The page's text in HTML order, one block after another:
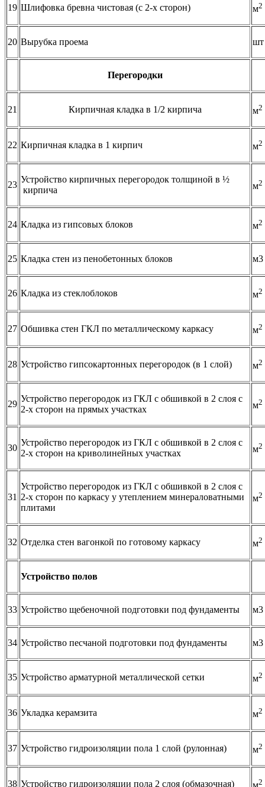
19 Шлифовка бревна чистовая (с 2-х сторон) м2
20 Вырубка проема шт
Перегородки
21 Кирпичная кладка в 1/2 кирпича м2
22 Кирпичная кладка в 1 кирпич м2
23
Устройство кирпичных перегородок толщиной в ½
кирпича
м2
24 Кладка из гипсовых блоков м2
25 Кладка стен из пенобетонных блоков м3
26 Кладка из стеклоблоков м2
27 Обшивка стен ГКЛ по металлическому каркасу м2
28 Устройство гипсокартонных перегородок (в 1 слой) м2
29
Устройство перегородок из ГКЛ с обшивкой в 2 слоя с
2-х сторон на прямых участках
м2
30
Устройство перегородок из ГКЛ с обшивкой в 2 слоя с
2-х сторон на криволинейных участках
м2
31
Устройство перегородок из ГКЛ с обшивкой в 2 слоя с
2-х сторон по каркасу у утеплением минераловатными
плитами
м2
32 Отделка стен вагонкой по готовому каркасу м2
Устройство полов
33 Устройство щебеночной подготовки под фундаменты м3
34 Устройство песчаной подготовки под фундаменты м3
35 Устройство арматурной металлической сетки м2
36 Укладка керамзита м2
37 Устройство гидроизоляции пола 1 слой (рулонная) м2
38 Устройство гидроизоляции пола 2 слоя (обмазочная) 2